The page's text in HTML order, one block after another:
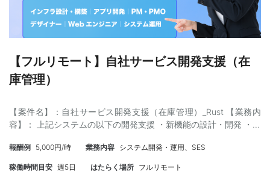
MVC ・O/Rマッピング：MyBatis ・APサーバ：Tomcat 8 ・DB：
Sybase、Oracle Client 12 ・その他：Log4j、JavaMail、
Bootstrap ・貸与物：ノートPC貸与 【スキル】 ・証券業務・業務
論見書、承認フローの理解またはキャッチアップ力 ・ユーザー対
応経験：セールス部門からの問い合わせに対し、業務・システム
両面から説明できる力 ・Javaスキル：既存ソースを読めること。
認、原因調査、改修時のSQL確認ができること ・保守経験：既存
システムの調査、影響分析、障害対応、改修、テスト経験 ・コミ
きること 【稼働開始】：随時 ※クライアントでアカウント発行ま
名予定 ※3-4名のチームを編成する予定 【外国籍】：可 ※ネイテ
【フルリモート】自社サービス開発支援（在
庫管理）
【案件名】：自社サービス開発支援（在庫管理）_Rust 【業務内
容】： 上記システムの以下の開発支援 ・新機能の設計・開発 ・機
ロントエンドの開発言語： TypeScript、JavaScript、HTML5、
CSS3 ・フロントエンドのライブラリ・フレームワーク：
報酬例 5,000円/時 業務内容 システム開発・運用、SES
稼働時間目安 週5日 はたらく場所 フルリモート